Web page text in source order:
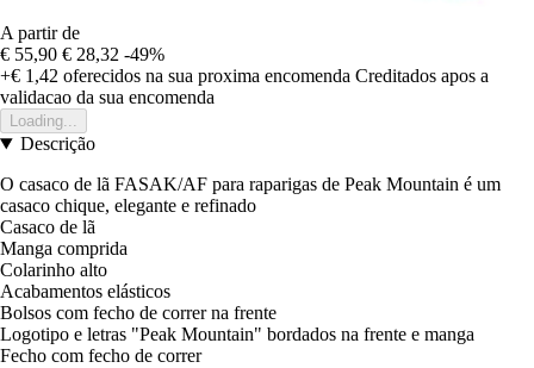
A partir de
€ 55,90 € 28,32 -49%
+€ 1,42 oferecidos na sua proxima encomenda Creditados apos a
validacao da sua encomenda
Loading...
Descrição
O casaco de lã FASAK/AF para raparigas de Peak Mountain é um
casaco chique, elegante e refinado
Casaco de lã
Manga comprida
Colarinho alto
Acabamentos elásticos
Bolsos com fecho de correr na frente
Logotipo e letras "Peak Mountain" bordados na frente e manga
Fecho com fecho de correr